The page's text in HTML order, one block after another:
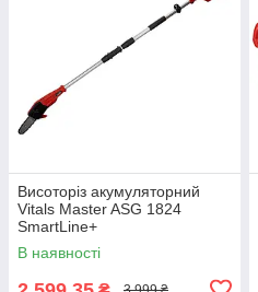
Висоторіз акумуляторний
Vitals Master ASG 1824
SmartLine+
В наявності